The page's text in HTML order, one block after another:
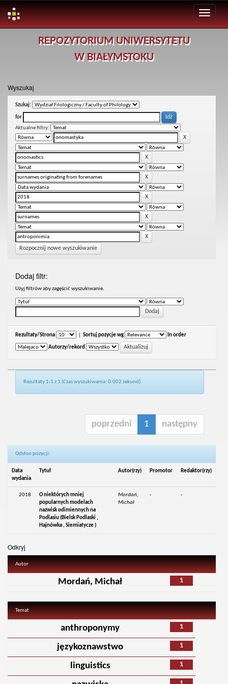
REPOZYTORIUM UNIWERSYTETU
W BIAŁYMSTOKU
Wyszukaj
Szukaj:
for
Aktualne filtry:
Rozpocznij nowe wyszukiwanie
Dodaj filtr:
Uzyj filtrów aby zagęścić wyszukiwanie.
Rezultaty/Strona Sortuj pozycje wg In order
Autorzy/rekord
Rezultaty 1-1 z 1 (Czas wyszukiwania: 0.002 sekund).
poprzedni 1 następny
Odsłon pozycji:
Data
wydania
Tytuł Autor(rzy) Promotor Redaktor(rzy)
2018
O niektórych mniej
popularnych modelach
nazwisk odimiennych na
Podlasiu (Bielsk Podlaski ,
Hajnówka , Siemiatycze )
Mordań,
Michał
- -
Odkryj
Autor
1
Mordań, Michał
Temat
1
anthroponymy
1
językoznawstwo
1
linguistics